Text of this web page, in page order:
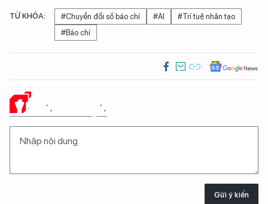
TỪ KHÓA: #Chuyển đổi số báo chí #AI
#Trí tuệ nhân tạo
#Báo chí
Ý KIẾN CỦA BẠN
Gửi ý kiến